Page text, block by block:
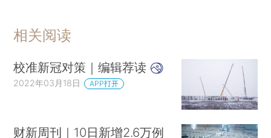
相关阅读
校准新冠对策｜编辑荐读
2022年03月18日 APP打开
财新周刊｜10日新增2.6万例